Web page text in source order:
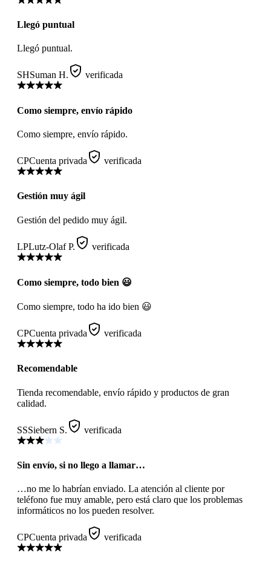
Llegó puntual
Llegó puntual.
SHSuman H. verificada
Como siempre, envío rápido
Como siempre, envío rápido.
CPCuenta privada verificada
Gestión muy ágil
Gestión del pedido muy ágil.
LPLutz-Olaf P. verificada
Como siempre, todo bien 😃
Como siempre, todo ha ido bien 😃
CPCuenta privada verificada
Recomendable
Tienda recomendable, envío rápido y productos de gran
calidad.
SSSiebern S. verificada
Sin envío, si no llego a llamar…
…no me lo habrían enviado. La atención al cliente por
teléfono fue muy amable, pero está claro que los problemas
informáticos no los pueden resolver.
CPCuenta privada verificada